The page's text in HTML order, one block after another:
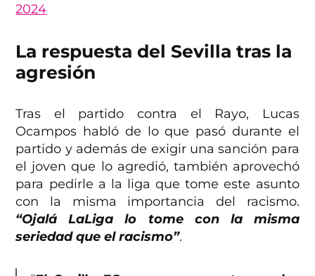
2024
La respuesta del Sevilla tras la
agresión
Tras el partido contra el Rayo, Lucas
Ocampos habló de lo que pasó durante el
partido y además de exigir una sanción para
el joven que lo agredió, también aprovechó
para pedirle a la liga que tome este asunto
con la misma importancia del racismo.
“Ojalá LaLiga lo tome con la misma
seriedad que el racismo”.